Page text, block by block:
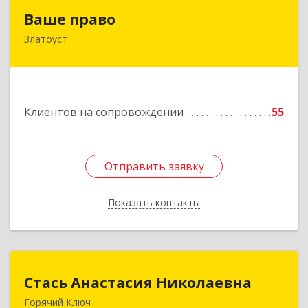
Ваше право
Златоуст
Клиентов на сопровождении 55
Отправить заявку
Показать контакты
Отправить заявку
Назад
Стась Анастасия Николаевна
Горячий Ключ
353290, г. Горячий Ключ, ул. Ленина, д. 242,